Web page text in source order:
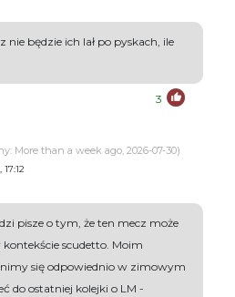
nie będzie ich lał po pyskach, ile
3
More than a week ago, 2026-07-30)
pisze o tym, że ten mecz może
scudetto. Moim
się odpowiednio w zimowym
do ostatniej kolejki o LM -